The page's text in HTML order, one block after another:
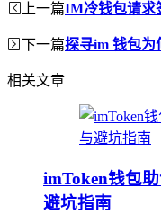
上一篇IM冷钱包请求
下一篇探寻im 钱包为
相关文章
imToken钱包
避坑指南